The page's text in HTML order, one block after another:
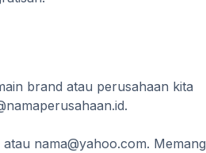
brand atau perusahaan kita
nama@yahoo.com. Memang